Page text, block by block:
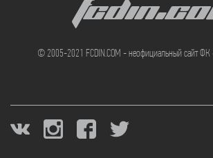
© 2005-2021 FCDIN.COM - неофициальный сайт